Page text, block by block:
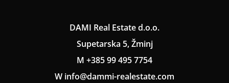
DAMI Real Estate d.o.o.
Supetarska 5, Žminj
M +385 99 495 7754
W info@dammi-realestate.com